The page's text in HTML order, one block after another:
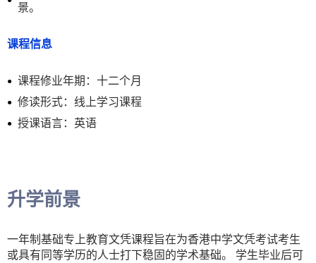
景。
课程信息
课程修业年期：十二个月
修读形式：线上学习课程
授课语言：英语
升学前景
一年制基础专上教育文凭课程旨在为香港中学文凭考试考生
或具有同等学历的人士打下稳固的学术基础。 学生毕业后可